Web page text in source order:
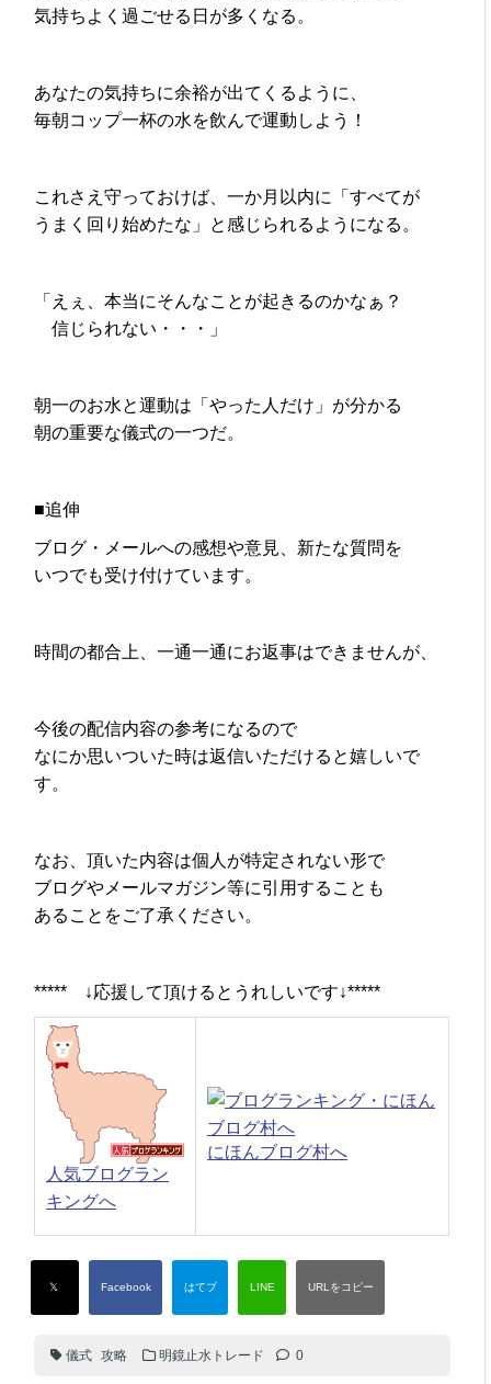
気持ちよく過ごせる日が多くなる。
あなたの気持ちに余裕が出てくるように、
毎朝コップ一杯の水を飲んで運動しよう！
これさえ守っておけば、一か月以内に「すべてが
うまく回り始めたな」と感じられるようになる。
「えぇ、本当にそんなことが起きるのかなぁ？
信じられない・・・」
朝一のお水と運動は「やった人だけ」が分かる
朝の重要な儀式の一つだ。
■追伸
ブログ・メールへの感想や意見、新たな質問を
いつでも受け付けています。
時間の都合上、一通一通にお返事はできませんが、
今後の配信内容の参考になるので
なにか思いついた時は返信いただけると嬉しいで
す。
なお、頂いた内容は個人が特定されない形で
ブログやメールマガジン等に引用することも
あることをご了承ください。
***** ↓応援して頂けるとうれしいです↓*****
人気ブログラン
キングへ
にほんブログ村へ
儀式 攻略 明鏡止水トレード 0